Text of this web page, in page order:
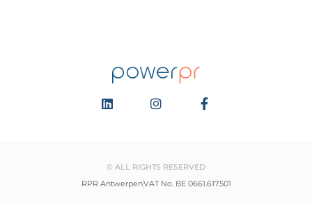
© ALL RIGHTS RESERVED
RPR AntwerpenVAT No. BE 0661.617.501